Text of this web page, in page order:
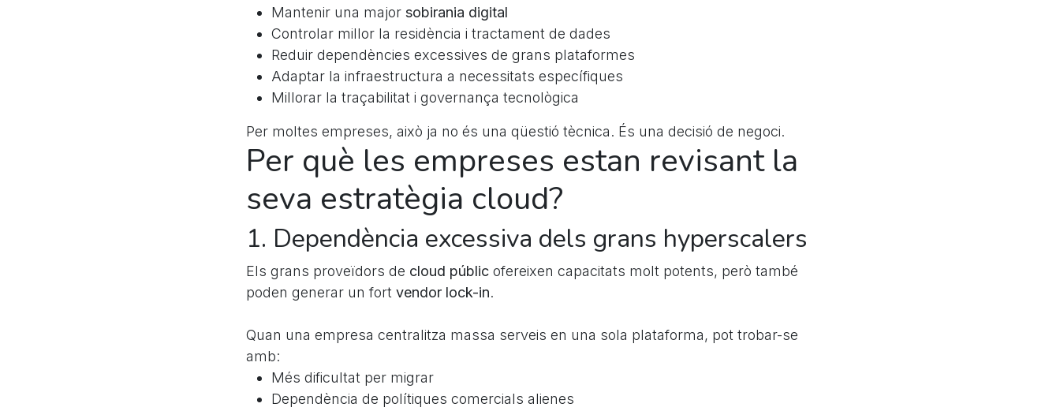
Mantenir una major sobirania digital
Controlar millor la residència i tractament de dades
Reduir dependències excessives de grans plataformes
Adaptar la infraestructura a necessitats específiques
Millorar la traçabilitat i governança tecnològica
Per moltes empreses, això ja no és una qüestió tècnica. És una decisió de negoci.
Per què les empreses estan revisant la
seva estratègia cloud?
1. Dependència excessiva dels grans hyperscalers
Els grans proveïdors de cloud públic ofereixen capacitats molt potents, però també
poden generar un fort vendor lock-in.
Quan una empresa centralitza massa serveis en una sola plataforma, pot trobar-se
amb:
Més dificultat per migrar
Dependència de polítiques comercials alienes